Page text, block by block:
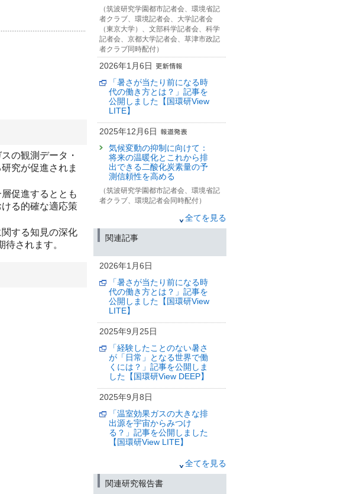
の観測データ・
究が促進されま
促進するととも
る的確な適応策
する知見の深化
されます。
（筑波研究学園都市記者会、環境省記
者クラブ、環境記者会、大学記者会
（東京大学）、文部科学記者会、科学
記者会、京都大学記者会、草津市政記
者クラブ同時配付）
2026年1月6日
「暑さが当たり前になる時
代の働き方とは？」記事を
公開しました【国環研View
LITE】
2025年12月6日
気候変動の抑制に向けて：
将来の温暖化とこれから排
出できる二酸化炭素量の予
測信頼性を高める
（筑波研究学園都市記者会、環境省記
者クラブ、環境記者会同時配付）
長期的な暑熱適応の効果を
見込んでも
り21世紀半ばに向けて熱中
症死亡者数が増加する
（筑波研究学園都市記者会、環境省記
者クラブ、環境記者会同時配付）
2025年11月6日
気候変動リスク産官学連携
ネットワーク公開シンポジ
ウム
～サステナビリティ情報開
示の動向と企業価値向上に
向けて～ 開催のお知らせ
（筑波研究学園都市記者会配布（環境
省、文部科学省、国土交通省、金融庁
同旨発表））
2025年9月25日
「経験したことのない暑さ
くには？」記事を公開しま
した【国環研View DEEP】
全てを見る
関連記事
2026年1月6日
「暑さが当たり前になる時
代の働き方とは？」記事を
公開しました【国環研View
LITE】
2025年9月25日
「経験したことのない暑さ
が「日常」となる世界で働
くには？」記事を公開しま
した【国環研View DEEP】
2025年9月8日
「温室効果ガスの大きな排
出源を宇宙からみつけ
る？」記事を公開しました
【国環研View LITE】
「2つのセンサを託してロケ
ット打上げ GOSAT-GW、
全てを見る
関連研究報告書